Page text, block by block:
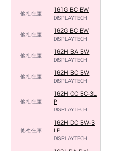
他社在庫
161G BC BW
DISPLAYTECH
他社在庫
162G BC BW
DISPLAYTECH
他社在庫
162H BA BW
DISPLAYTECH
他社在庫
162H BC BW
DISPLAYTECH
他社在庫
162H CC BC-3L
P
DISPLAYTECH
他社在庫
162H DC BW-3
LP
DISPLAYTECH